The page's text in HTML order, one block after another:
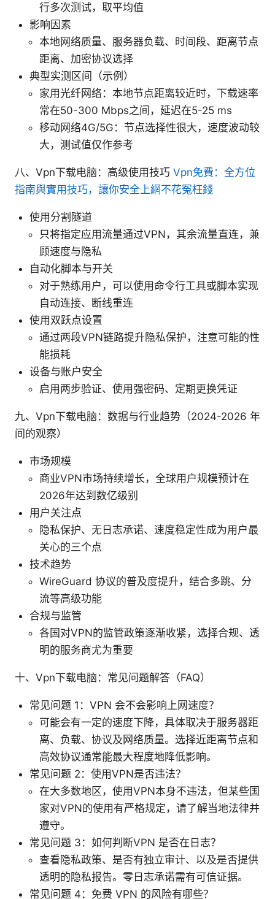
行多次测试，取平均值
影响因素
本地网络质量、服务器负载、时间段、距离节点
距离、加密协议选择
典型实测区间（示例）
家用光纤网络：本地节点距离较近时，下载速率
常在50-300 Mbps之间，延迟在5-25 ms
移动网络4G/5G：节点选择性很大，速度波动较
大，测试值仅作参考
八、Vpn下载电脑：高级使用技巧 Vpn免費：全方位
指南與實用技巧，讓你安全上網不花冤枉錢
使用分割隧道
只将指定应用流量通过VPN，其余流量直连，兼
顾速度与隐私
自动化脚本与开关
对于熟练用户，可以使用命令行工具或脚本实现
自动连接、断线重连
使用双跃点设置
通过两段VPN链路提升隐私保护，注意可能的性
能损耗
设备与账户安全
启用两步验证、使用强密码、定期更换凭证
九、Vpn下载电脑：数据与行业趋势（2024-2026 年
间的观察）
市场规模
商业VPN市场持续增长，全球用户规模预计在
2026年达到数亿级别
用户关注点
隐私保护、无日志承诺、速度稳定性成为用户最
关心的三个点
技术趋势
WireGuard 协议的普及度提升，结合多跳、分
流等高级功能
合规与监管
各国对VPN的监管政策逐渐收紧，选择合规、透
明的服务商尤为重要
十、Vpn下载电脑：常见问题解答（FAQ）
常见问题 1：VPN 会不会影响上网速度？
可能会有一定的速度下降，具体取决于服务器距
离、负载、协议及网络质量。选择近距离节点和
高效协议通常能最大程度地降低影响。
常见问题 2：使用VPN是否违法？
在大多数地区，使用VPN本身不违法，但某些国
家对VPN的使用有严格规定，请了解当地法律并
遵守。
常见问题 3：如何判断VPN 是否在日志？
查看隐私政策、是否有独立审计、以及是否提供
透明的隐私报告。零日志承诺需有可信证据。
常见问题 4：免费 VPN 的风险有哪些？